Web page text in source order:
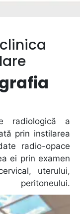
radiologică a
prin instilarea
radio-opace
ei prin examen
uterului,